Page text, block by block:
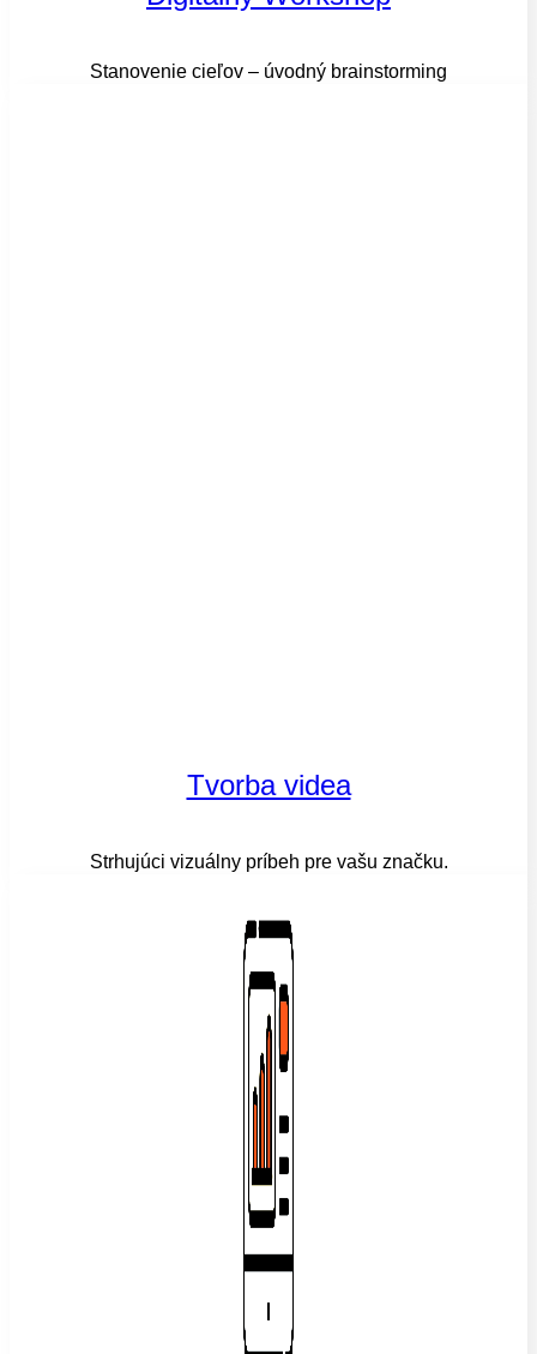
Stanovenie cieľov – úvodný brainstorming
Tvorba videa
Strhujúci vizuálny príbeh pre vašu značku.